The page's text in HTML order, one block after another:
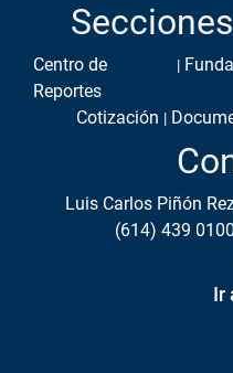
Centro de
Reportes
Cotización
Luis Carlos Piñón
(614) 439 0100
Ir